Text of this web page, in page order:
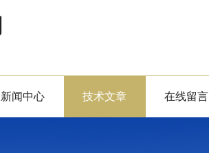
新闻中心 技术文章 在线留言